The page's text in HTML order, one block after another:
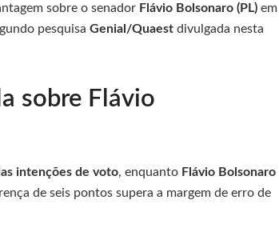
sobre o senador Flávio Bolsonaro (PL) em
pesquisa Genial/Quaest divulgada nesta
sobre Flávio
intenções de voto, enquanto Flávio Bolsonaro
de seis pontos supera a margem de erro de